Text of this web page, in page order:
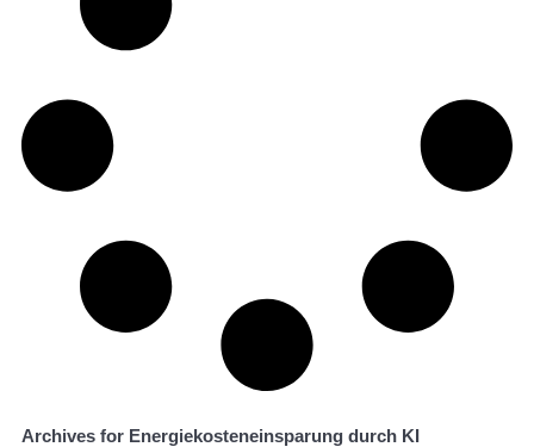
Archives for Energiekosteneinsparung durch KI